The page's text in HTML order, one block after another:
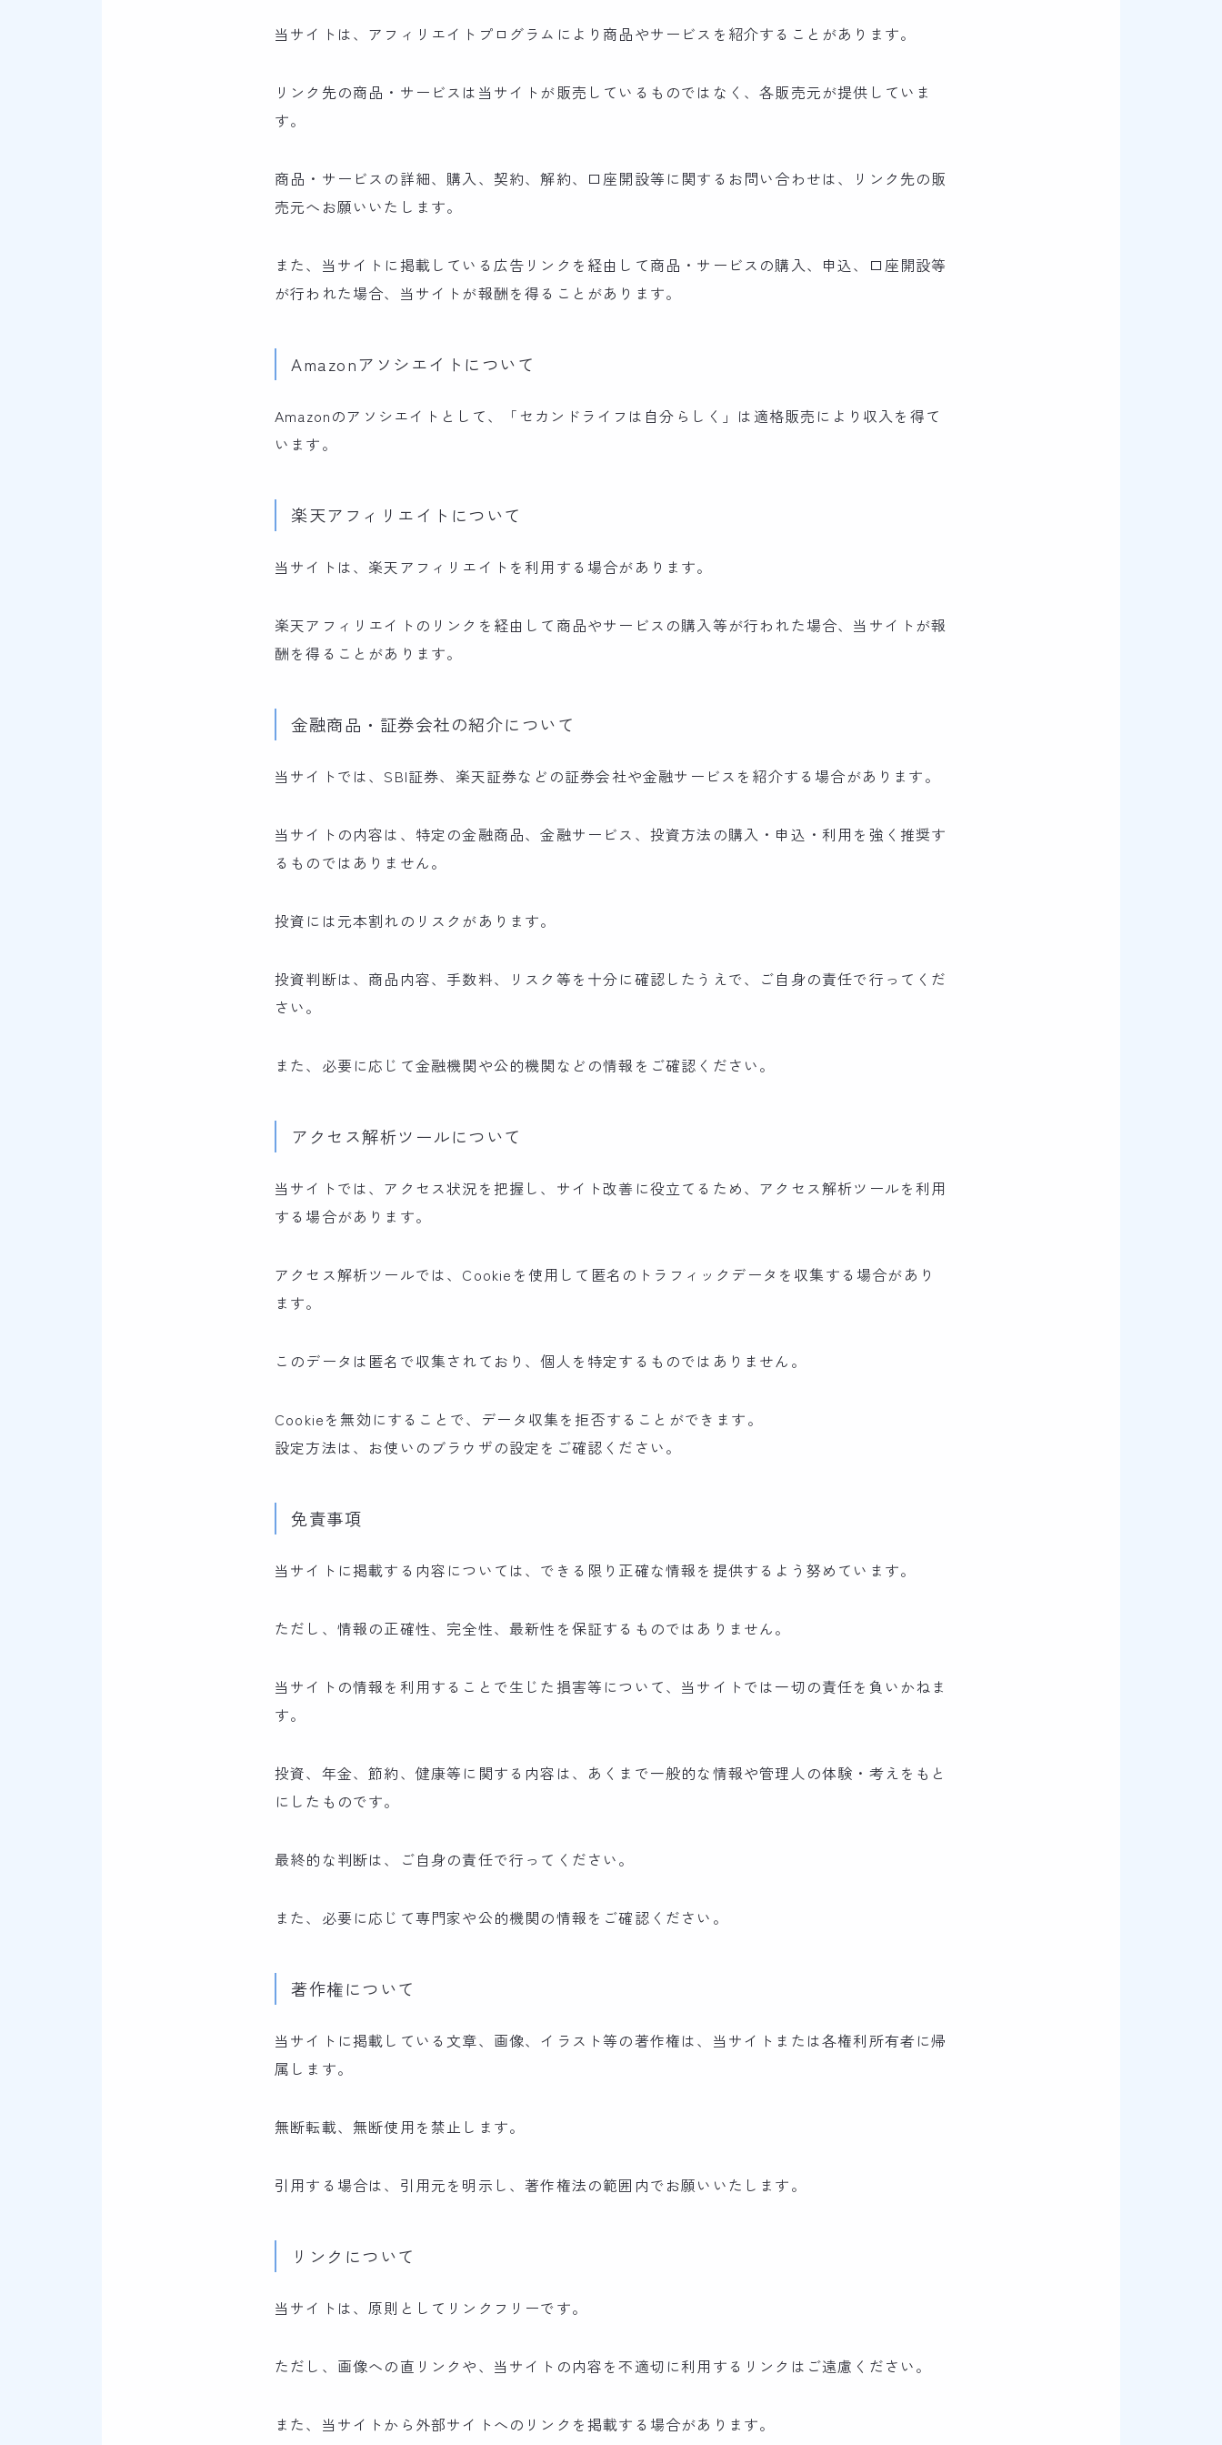
当サイトは、アフィリエイトプログラムにより商品やサービスを紹介することがあります。
リンク先の商品・サービスは当サイトが販売しているものではなく、各販売元が提供していま
す。
商品・サービスの詳細、購入、契約、解約、口座開設等に関するお問い合わせは、リンク先の販
売元へお願いいたします。
また、当サイトに掲載している広告リンクを経由して商品・サービスの購入、申込、口座開設等
が行われた場合、当サイトが報酬を得ることがあります。
Amazonアソシエイトについて
Amazonのアソシエイトとして、「セカンドライフは自分らしく」は適格販売により収入を得て
います。
楽天アフィリエイトについて
当サイトは、楽天アフィリエイトを利用する場合があります。
楽天アフィリエイトのリンクを経由して商品やサービスの購入等が行われた場合、当サイトが報
酬を得ることがあります。
金融商品・証券会社の紹介について
当サイトでは、SBI証券、楽天証券などの証券会社や金融サービスを紹介する場合があります。
当サイトの内容は、特定の金融商品、金融サービス、投資方法の購入・申込・利用を強く推奨す
るものではありません。
投資には元本割れのリスクがあります。
投資判断は、商品内容、手数料、リスク等を十分に確認したうえで、ご自身の責任で行ってくだ
さい。
また、必要に応じて金融機関や公的機関などの情報をご確認ください。
アクセス解析ツールについて
当サイトでは、アクセス状況を把握し、サイト改善に役立てるため、アクセス解析ツールを利用
する場合があります。
アクセス解析ツールでは、Cookieを使用して匿名のトラフィックデータを収集する場合があり
ます。
このデータは匿名で収集されており、個人を特定するものではありません。
Cookieを無効にすることで、データ収集を拒否することができます。
設定方法は、お使いのブラウザの設定をご確認ください。
免責事項
当サイトに掲載する内容については、できる限り正確な情報を提供するよう努めています。
ただし、情報の正確性、完全性、最新性を保証するものではありません。
当サイトの情報を利用することで生じた損害等について、当サイトでは一切の責任を負いかねま
す。
投資、年金、節約、健康等に関する内容は、あくまで一般的な情報や管理人の体験・考えをもと
にしたものです。
最終的な判断は、ご自身の責任で行ってください。
また、必要に応じて専門家や公的機関の情報をご確認ください。
著作権について
当サイトに掲載している文章、画像、イラスト等の著作権は、当サイトまたは各権利所有者に帰
属します。
無断転載、無断使用を禁止します。
引用する場合は、引用元を明示し、著作権法の範囲内でお願いいたします。
リンクについて
当サイトは、原則としてリンクフリーです。
ただし、画像への直リンクや、当サイトの内容を不適切に利用するリンクはご遠慮ください。
また、当サイトから外部サイトへのリンクを掲載する場合があります。